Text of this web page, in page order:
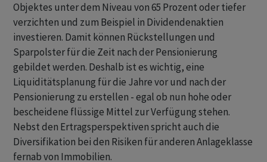
Objektes unter dem Niveau von 65 Prozent oder tiefer
verzichten und zum Beispiel in Dividendenaktien
investieren. Damit können Rückstellungen und
Sparpolster für die Zeit nach der Pensionierung
gebildet werden. Deshalb ist es wichtig, eine
Liquiditätsplanung für die Jahre vor und nach der
Pensionierung zu erstellen - egal ob nun hohe oder
bescheidene flüssige Mittel zur Verfügung stehen.
Nebst den Ertragsperspektiven spricht auch die
Diversifikation bei den Risiken für anderen Anlageklasse
fernab von Immobilien.